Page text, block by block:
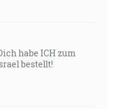
habe ICH zum
bestellt!